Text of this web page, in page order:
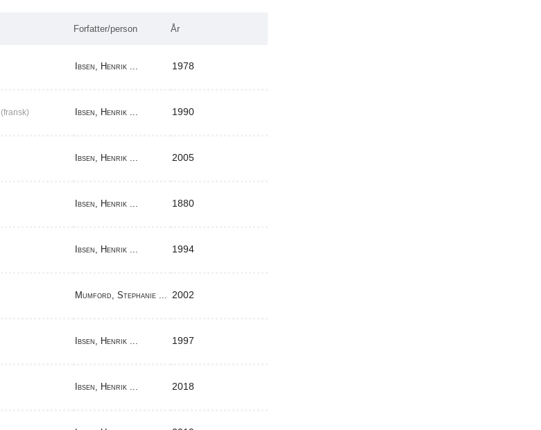
Forfatter/person År
Ibsen, Henrik ... 1978
(fransk) Ibsen, Henrik ... 1990
Ibsen, Henrik ... 2005
Ibsen, Henrik ... 1880
Ibsen, Henrik ... 1994
Mumford, Stephanie ... 2002
Ibsen, Henrik ... 1997
Ibsen, Henrik ... 2018